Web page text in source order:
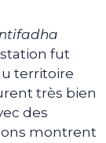
fut
territoire
très bien
des
montrent